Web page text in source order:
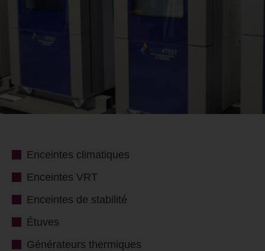
Enceintes climatiques
Enceintes VRT
Enceintes de stabilité
Étuves
Générateurs thermiques